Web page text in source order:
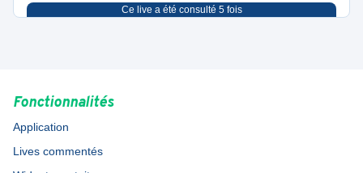
Ce live a été consulté 5fois
Fonctionnalités
Application
Lives commentés